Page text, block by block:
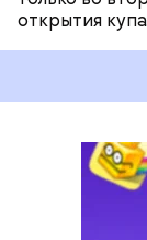
открытия